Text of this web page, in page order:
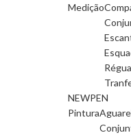
Medição
Régua
NEWPEN
Pintura